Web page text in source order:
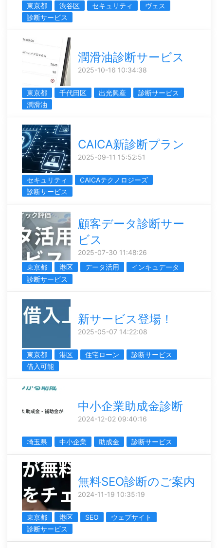
東京都 渋谷区 セキュリティ
ヴェス
診断サービス
潤滑油診断サービス
2025-10-16 10:34:38
東京都 千代田区 出光興産
診断サービス
潤滑油
CAICA新診断プラン
2025-09-11 15:52:51
セキュリティ
CAICAテクノロジーズ
診断サービス
顧客データ診断サー
ビス
2025-07-30 11:48:26
東京都
港区 データ活用
インキュデータ
診断サービス
新サービス登場！
2025-05-07 14:22:08
東京都 港区 住宅ローン
診断サービス
借入可能
中小企業助成金診断
2024-12-02 09:40:16
埼玉県 中小企業 助成金 診断サービス
無料SEO診断のご案内
2024-11-19 10:35:19
東京都 港区 SEO
ウェブサイト
診断サービス